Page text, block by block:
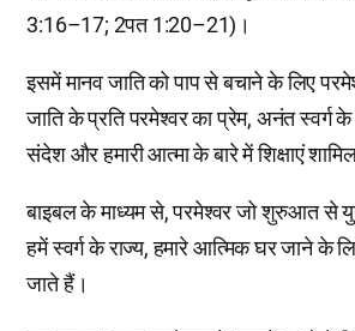
3:16–17; 2पत 1:20–21)।
इसमें मानव जाति को पाप से बचाने के लिए
जाति के प्रति परमेश्वर का प्रेम, अनंत स्वर्ग के
संदेश और हमारी आत्मा के बारे में शिक्षाएं
बाइबल के माध्यम से, परमेश्वर जो शुरुआत से
हमें स्वर्ग के राज्य, हमारे आत्मिक घर जाने के
जाते हैं।